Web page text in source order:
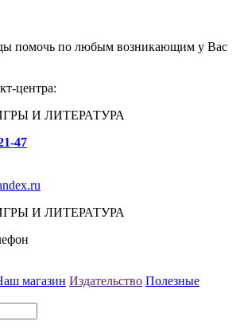
помочь по любым возникающим у Вас
центра:
И ЛИТЕРАТУРА
47
И ЛИТЕРАТУРА
магазин Издательство Полезные